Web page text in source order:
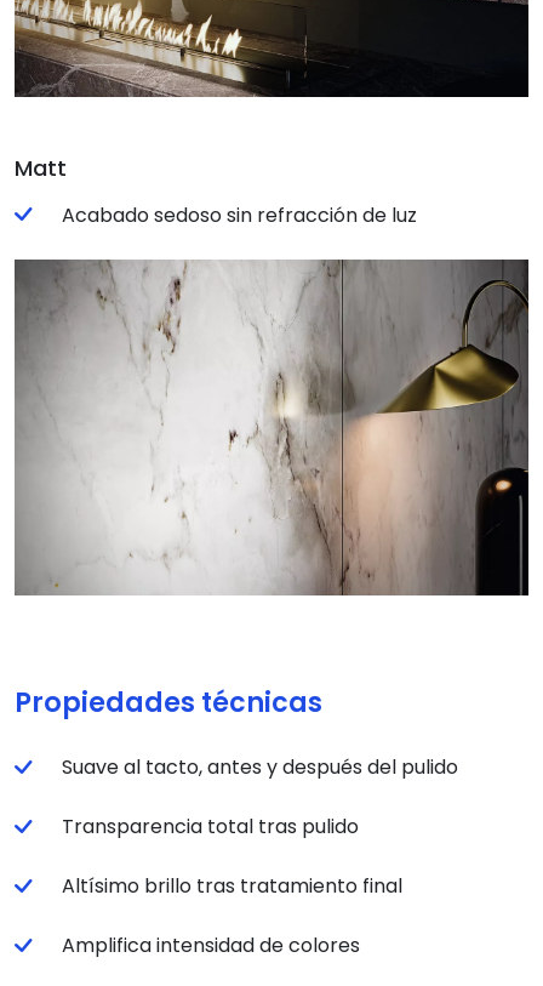
Matt
Acabado sedoso sin refracción de luz
Propiedades técnicas
Suave al tacto, antes y después del pulido
Transparencia total tras pulido
Altísimo brillo tras tratamiento final
Amplifica intensidad de colores